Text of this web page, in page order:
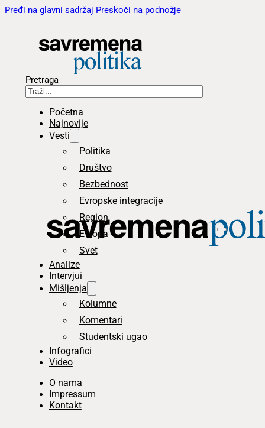
Pređi na glavni sadržaj Preskoči na podnožje
Pretraga
Početna
Najnovije
Vesti
Politika
Društvo
Bezbednost
Evropske integracije
Region
Evropa
Svet
Analize
Intervjui
Mišljenja
Kolumne
Komentari
Studentski ugao
Infografici
Video
O nama
Impressum
Kontakt